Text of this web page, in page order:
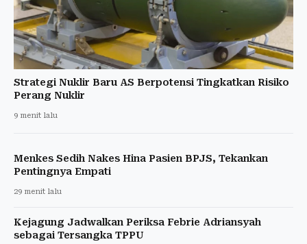
Strategi Nuklir Baru AS Berpotensi Tingkatkan Risiko
Perang Nuklir
9 menit lalu
Menkes Sedih Nakes Hina Pasien BPJS, Tekankan
Pentingnya Empati
29 menit lalu
Kejagung Jadwalkan Periksa Febrie Adriansyah
sebagai Tersangka TPPU